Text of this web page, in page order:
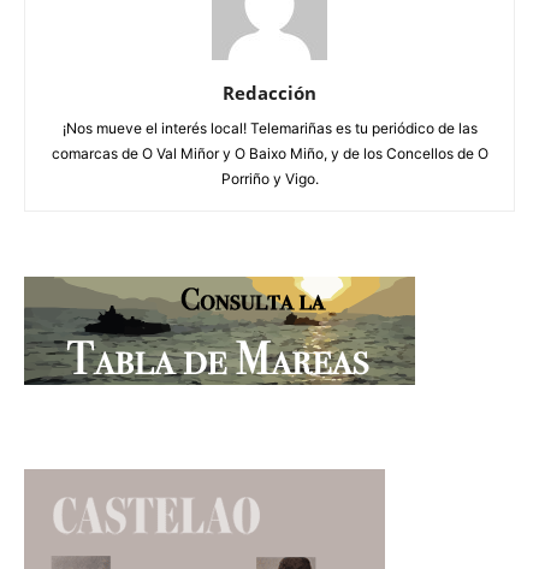
Redacción
¡Nos mueve el interés local! Telemariñas es tu periódico de las
comarcas de O Val Miñor y O Baixo Miño, y de los Concellos de O
Porriño y Vigo.